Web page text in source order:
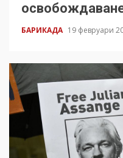
БАРИКАДА 19 февруари